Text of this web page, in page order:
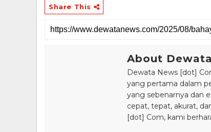
Share This
About
Dewata News [dot]
yang pertama dalam
yang sebenarnya dan
cepat, tepat, akurat,
[dot] Com, kami